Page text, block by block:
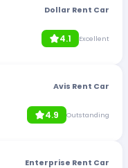
Dollar Rent Car
4.1 Excellent
Avis Rent Car
4.9 Outstanding
Enterprise Rent Car